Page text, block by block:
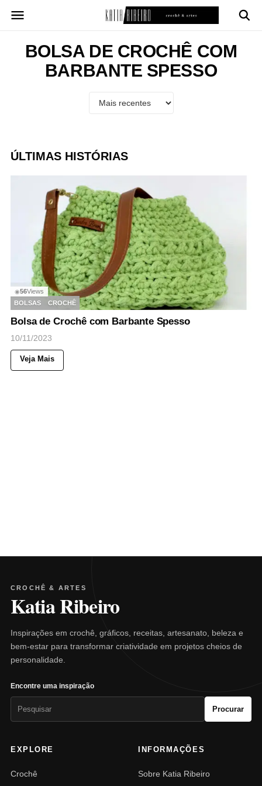
para
conteúdoBOLSA DE CROCHÊ COM
BARBANTE SPESSO
ÚLTIMAS HISTÓRIAS
◉56Views
BOLSAS
CROCHÊ
Bolsa de Crochê com Barbante Spesso
10/11/2023
Veja Mais
CROCHÊ & ARTES
Katia Ribeiro
Inspirações em crochê, gráficos, receitas, artesanato, beleza e
bem-estar para transformar criatividade em projetos cheios de
personalidade.
Encontre uma inspiração
Procurar
EXPLORE
Crochê
INFORMAÇÕES
Sobre Katia Ribeiro